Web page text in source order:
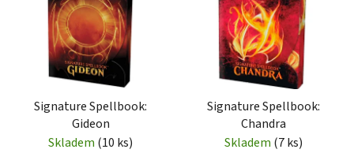
Signature Spellbook:
Gideon
Skladem (10 ks)
Signature Spellbook:
Chandra
Skladem (7 ks)